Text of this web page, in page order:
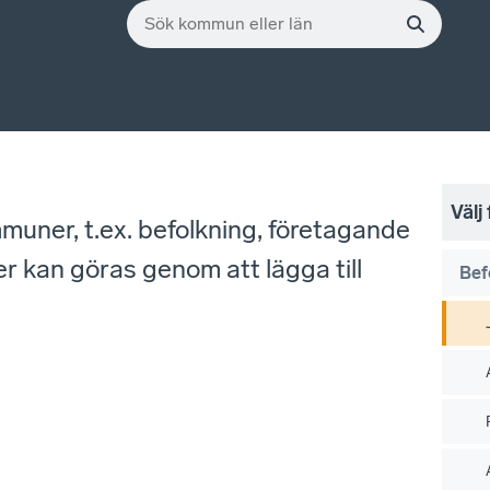
t.ex. befolkning, företagande
kan göras genom att lägga till